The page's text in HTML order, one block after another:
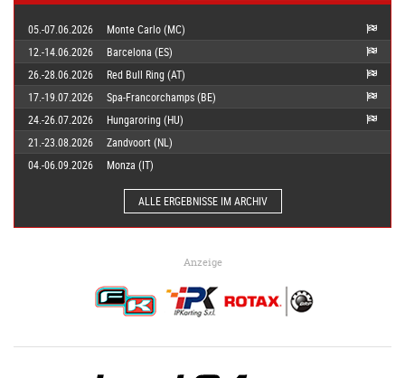
05.-07.06.2026
Monte Carlo (MC)
12.-14.06.2026
Barcelona (ES)
26.-28.06.2026
Red Bull Ring (AT)
17.-19.07.2026
Spa-Francorchamps (BE)
24.-26.07.2026
Hungaroring (HU)
21.-23.08.2026
Zandvoort (NL)
04.-06.09.2026
Monza (IT)
ALLE ERGEBNISSE IM ARCHIV
Anzeige